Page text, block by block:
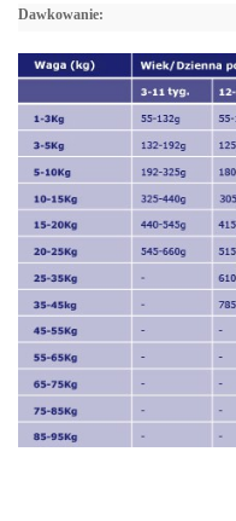
Dawkowanie: